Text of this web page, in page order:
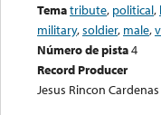
Tematribute, political,
military,soldier, male,
Número de pista4
Record Producer
Jesus Rincon Cardenas